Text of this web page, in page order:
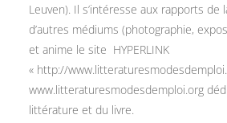
Leuven). Il s’intéresse aux rapports de
d’autres médiums (photographie,
et anime le site HYPERLINK
« http://
www.litteraturesmodesdemploi.org
littérature et du livre.